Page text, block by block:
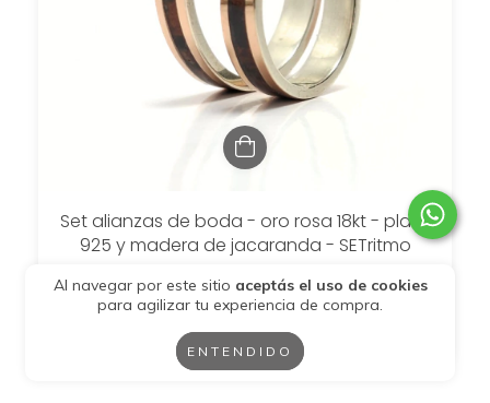
Al navegar por este sitio aceptás el uso de cookies
para agilizar tu experiencia de compra.
ENTENDIDO
Set alianzas de boda - oro rosa 18kt - plata
925 y madera de jacaranda - SETritmo
$2.163.892
$1.514.724,40con Transferencia
cuotas sin interés de$360.648,67